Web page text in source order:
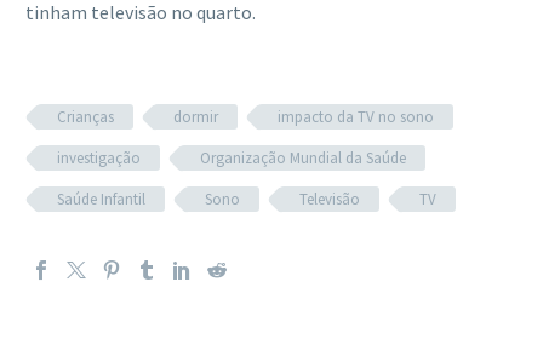
tinham televisão no quarto.
Crianças dormir
impacto da TV no sono
investigação
Organização Mundial da Saúde
Saúde Infantil
Sono Televisão TV